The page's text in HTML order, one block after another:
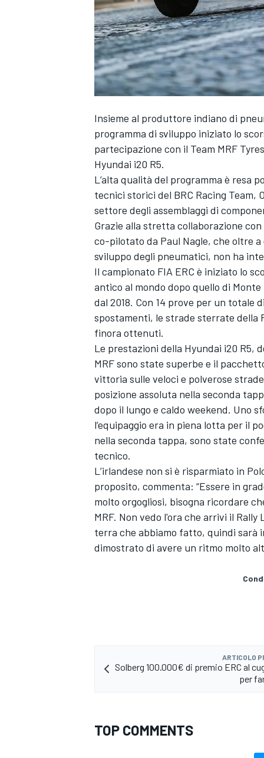
MONOPOSTO
Insieme al produttore indiano di
programma di sviluppo iniziato lo
partecipazione con il Team MRF
Hyundai i20 R5.
L’alta qualità del programma è resa
tecnici storici del BRC Racing Team,
settore degli assemblaggi di
Grazie alla stretta collaborazione
co-pilotato da Paul Nagle, che oltre
sviluppo degli pneumatici, non ha
Il campionato FIA ERC è iniziato lo
antico al mondo dopo quello di
dal 2018. Con 14 prove per un
spostamenti, le strade sterrate della
finora ottenuti.
Le prestazioni della Hyundai i20 R5,
MRF sono state superbe e il
vittoria sulle veloci e polverose
posizione assoluta nella seconda
dopo il lungo e caldo weekend. Uno
l’equipaggio era in piena lotta per il
nella seconda tappa, sono state
tecnico.
L’irlandese non si è risparmiato in
proposito, commenta: “Essere in
molto orgogliosi, bisogna ricordare
MRF. Non vedo l'ora che arrivi il
terra che abbiamo fatto, quindi sarà
dimostrato di avere un ritmo molto
ARTICOLO
Solberg 100.000€ di premio ERC al
per
TOP COMMENTS